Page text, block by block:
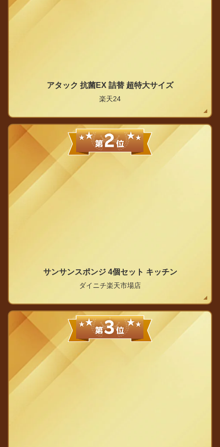
アタック 抗菌EX 詰替 超特大サイズ
楽天24
サンサンスポンジ 4個セット キッチン
ダイニチ楽天市場店